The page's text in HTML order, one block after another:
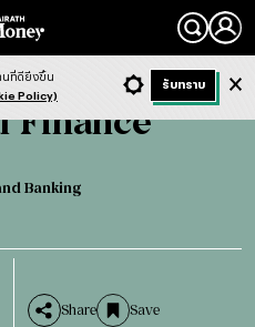
Search
and Banking
Finance
Banking
Share Save
Dark ฟังข่าว
นที่ดียิ่งขึ้น
Policy)
รับทราบ